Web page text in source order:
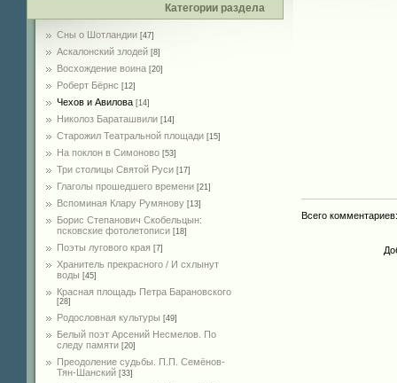
Категории раздела
Сны о Шотландии [47]
Аскалонский злодей [8]
Восхождение воина [20]
Роберт Бёрнс [12]
Чехов и Авилова [14]
Николоз Бараташвили [14]
Cтарожил Театральной площади [15]
На поклон в Симоново [53]
Три столицы Святой Руси [17]
Глаголы прошедшего времени [21]
Вспоминая Клару Румянову [13]
Борис Степанович Скобельцын:
псковские фотолетописи [18]
Поэты лугового края [7]
Хранитель прекрасного / И схлынут
воды [45]
Красная площадь Петра Барановского
[28]
Родословная культуры [49]
Белый поэт Арсений Несмелов. По
следу памяти [20]
Преодоление судьбы. П.П. Семёнов-
Тян-Шанский [33]
Всего комментариев